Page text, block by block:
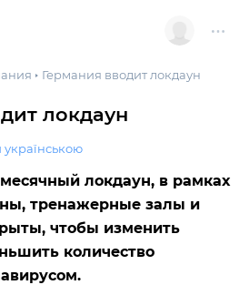
Германия вводит локдаун
локдаун
українською
локдаун, в рамках
тренажерные залы и
чтобы изменить
количество